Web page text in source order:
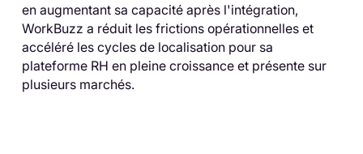
en augmentant sa capacité après l'intégration,
WorkBuzz a réduit les frictions opérationnelles et
accéléré les cycles de localisation pour sa
plateforme RH en pleine croissance et présente sur
plusieurs marchés.